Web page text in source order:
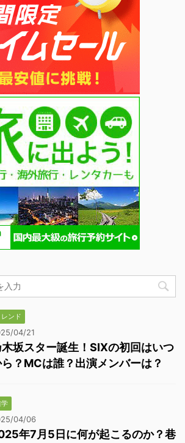
レンド
04/21
木坂スター誕生！SIXの初回はいつ
？MCは誰？出演メンバーは？
04/06
年7月5日に何が起こるのか？巷